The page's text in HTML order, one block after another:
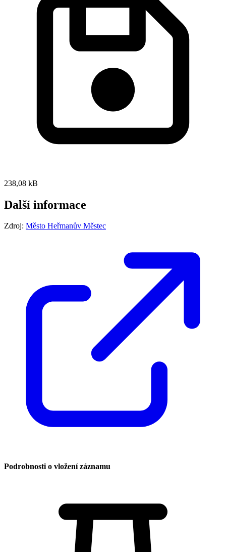
238,08 kB
Další informace
Zdroj: Město Heřmanův Městec
Podrobnosti o vložení záznamu